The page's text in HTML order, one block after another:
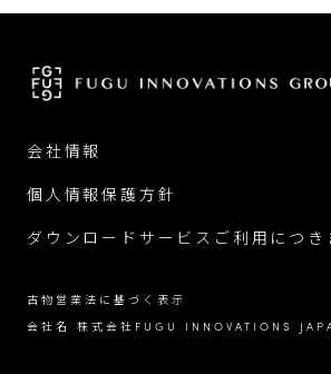
会社情報
個人情報保護方針
ダウンロードサービスご利用につき
古物営業法に基づく表示
会社名 株式会社FUGU INNOVATIONS